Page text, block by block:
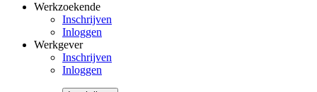
Werkzoekende
Inschrijven
Inloggen
Werkgever
Inschrijven
Inloggen